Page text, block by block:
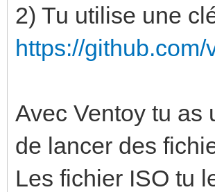
2) Tu utilise une
https://github.com/
Avec Ventoy tu as
de lancer des
Les fichier ISO tu